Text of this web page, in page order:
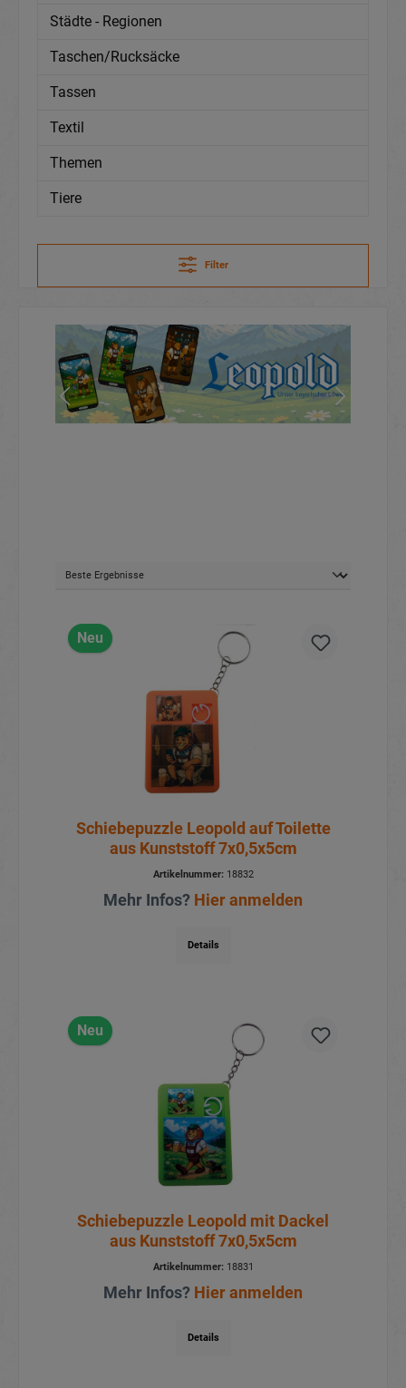
Städte - Regionen
Taschen/Rucksäcke
Tassen
Textil
Themen
Tiere
Filter
Neu
Schiebepuzzle Leopold auf Toilette
aus Kunststoff 7x0,5x5cm
Artikelnummer:18832
Mehr Infos? Hier anmelden
Details
Neu
Schiebepuzzle Leopold mit Dackel
aus Kunststoff 7x0,5x5cm
Artikelnummer:18831
Mehr Infos? Hier anmelden
Details